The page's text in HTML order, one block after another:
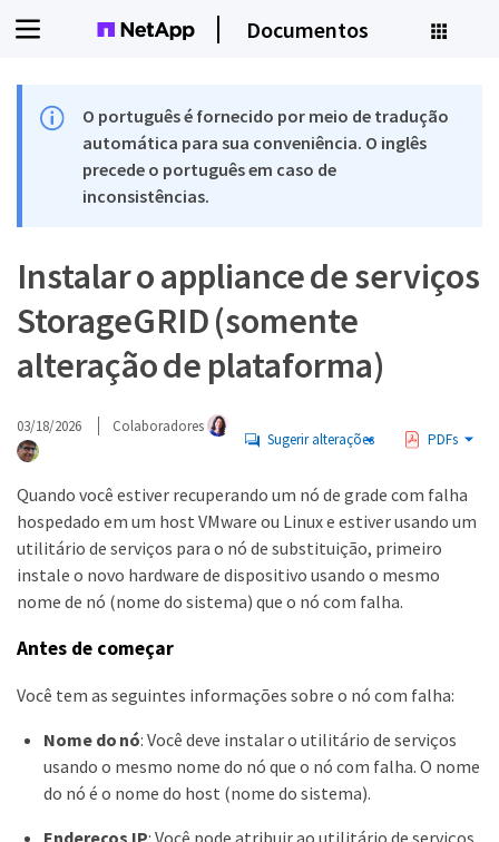
Documentos
O português é fornecido por meio de tradução
automática para sua conveniência. O inglês
precede o português em caso de
inconsistências.
Instalar o appliance de serviços
StorageGRID (somente
alteração de plataforma)
03/18/2026 Colaboradores
Sugerir alterações PDFs
Quando você estiver recuperando um nó de grade com falha
hospedado em um host VMware ou Linux e estiver usando um
utilitário de serviços para o nó de substituição, primeiro
instale o novo hardware de dispositivo usando o mesmo
nome de nó (nome do sistema) que o nó com falha.
Antes de começar
Você tem as seguintes informações sobre o nó com falha:
Nome do nó: Você deve instalar o utilitário de serviços
usando o mesmo nome do nó que o nó com falha. O nome
do nó é o nome do host (nome do sistema).